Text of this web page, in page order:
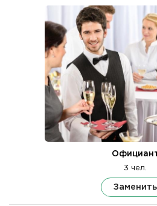
3 чел.
Заменить